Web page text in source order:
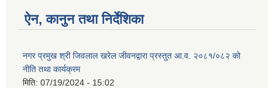
ऐन, कानुन तथा निर्देशिका
नगर प्रमुख श्री जिवलाल खरेल जीवनद्वारा प्रस्तुत आ.व. २०८१/०८२ को
नीति तथा कार्यक्रम
मिति: 07/19/2024 - 15:02